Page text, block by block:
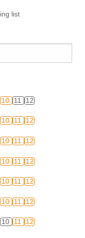
list
10 11 12
10 11 12
10 11 12
10 11 12
10 11 12
10 11 12
10 11 12